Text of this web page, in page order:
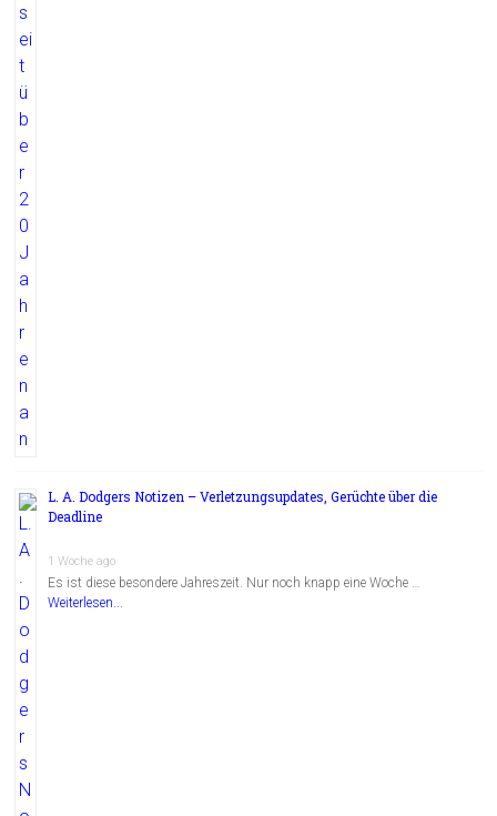
L. A. Dodgers Notizen – Verletzungsupdates, Gerüchte über die
Deadline
1 Woche ago
Es ist diese besondere Jahreszeit. Nur noch knapp eine Woche …
Weiterlesen...